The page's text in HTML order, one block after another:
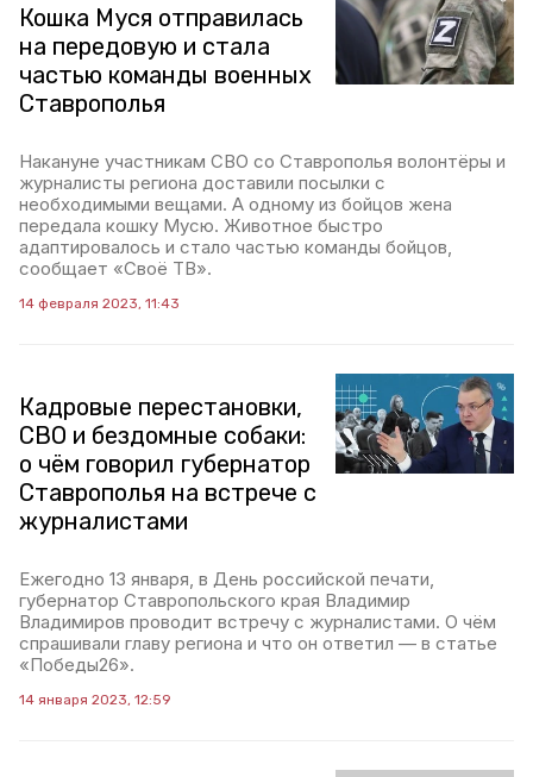
Кошка Муся отправилась
на передовую и стала
частью команды военных
Ставрополья
Накануне участникам СВО со Ставрополья волонтёры и
журналисты региона доставили посылки с
необходимыми вещами. А одному из бойцов жена
передала кошку Мусю. Животное быстро
адаптировалось и стало частью команды бойцов,
сообщает «Своё ТВ».
14 февраля 2023, 11:43
Кадровые перестановки,
СВО и бездомные собаки:
о чём говорил губернатор
Ставрополья на встрече с
журналистами
Ежегодно 13 января, в День российской печати,
губернатор Ставропольского края Владимир
Владимиров проводит встречу с журналистами. О чём
спрашивали главу региона и что он ответил — в статье
«Победы26».
14 января 2023, 12:59